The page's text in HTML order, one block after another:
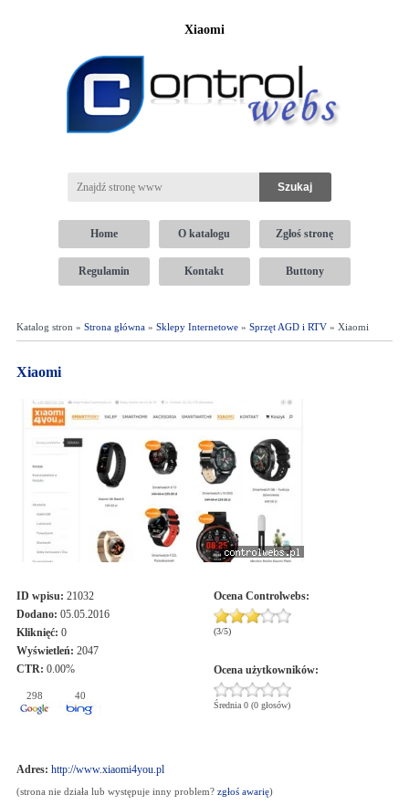
Xiaomi
Home O katalogu Zgłoś stronę
Regulamin Kontakt Buttony
Katalog stron » Strona główna» Sklepy Internetowe» Sprzęt AGD i RTV» Xiaomi
Xiaomi
ID wpisu: 21032
Dodano: 05.05.2016
Kliknięć: 0
Wyświetleń: 2047
CTR: 0.00%
298 40
Ocena Controlwebs:
(3/5)
Ocena użytkowników:
Średnia 0 (0 głosów)
Adres: http://www.xiaomi4you.pl
(strona nie działa lub występuje inny problem? zgłoś awarię)